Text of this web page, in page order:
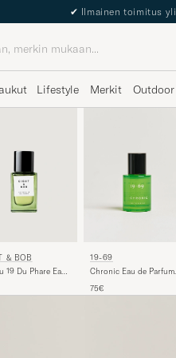
Lifestyle Merkit Outdoor
& BOB
19 Du Phare Eau
19-69
Chronic Eau de Parfum
75€